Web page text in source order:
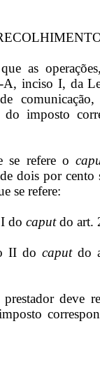
as
A, inciso I, da
do imposto
se refere o
dois por
se refere:
I docaputdo art.
II docaputdo
deve